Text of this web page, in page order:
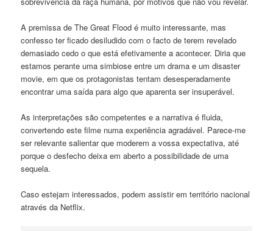
A premissa de The Great Flood é muito interessante, mas
confesso ter ficado desiludido com o facto de terem revelado
demasiado cedo o que está efetivamente a acontecer. Diria que
estamos perante uma simbiose entre um drama e um disaster
movie, em que os protagonistas tentam desesperadamente
encontrar uma saída para algo que aparenta ser insuperável.
As interpretações são competentes e a narrativa é fluida,
convertendo este filme numa experiência agradável. Parece-me
ser relevante salientar que moderem a vossa expectativa, até
porque o desfecho deixa em aberto a possibilidade de uma
sequela.
Caso estejam interessados, podem assistir em território nacional
através da Netflix.